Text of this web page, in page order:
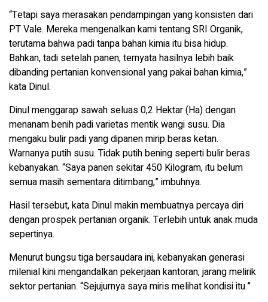
“Tetapi saya merasakan pendampingan yang konsisten dari
PT Vale. Mereka mengenalkan kami tentang SRI Organik,
terutama bahwa padi tanpa bahan kimia itu bisa hidup.
Bahkan, tadi setelah panen, ternyata hasilnya lebih baik
dibanding pertanian konvensional yang pakai bahan kimia,”
kata Dinul.
Dinul menggarap sawah seluas 0,2 Hektar (Ha) dengan
menanam benih padi varietas mentik wangi susu. Dia
mengaku bulir padi yang dipanen mirip beras ketan.
Warnanya putih susu. Tidak putih bening seperti bulir beras
kebanyakan. “Saya panen sekitar 450 Kilogram, itu belum
semua masih sementara ditimbang,” imbuhnya.
Hasil tersebut, kata Dinul makin membuatnya percaya diri
dengan prospek pertanian organik. Terlebih untuk anak muda
sepertinya.
Menurut bungsu tiga bersaudara ini, kebanyakan generasi
milenial kini mengandalkan pekerjaan kantoran, jarang melirik
sektor pertanian. “Sejujurnya saya miris melihat kondisi itu.”